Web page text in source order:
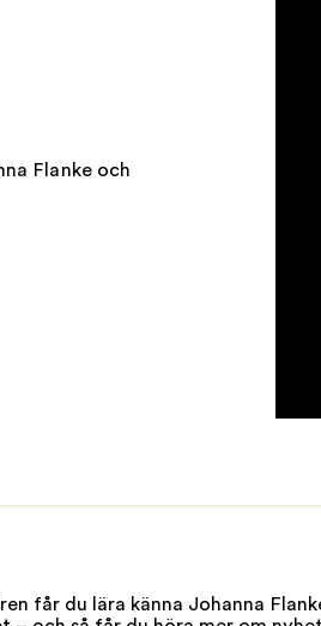
Flanke och
får du lära känna Johanna